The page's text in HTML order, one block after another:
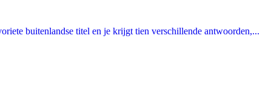
buitenlandse titel en je krijgt tien verschillende antwoorden,...